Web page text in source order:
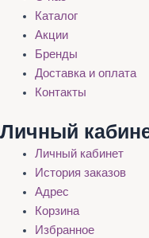
Каталог
Акции
Бренды
Доставка и оплата
Контакты
Личный
Личный кабинет
История заказов
Адрес
Корзина
Избранное